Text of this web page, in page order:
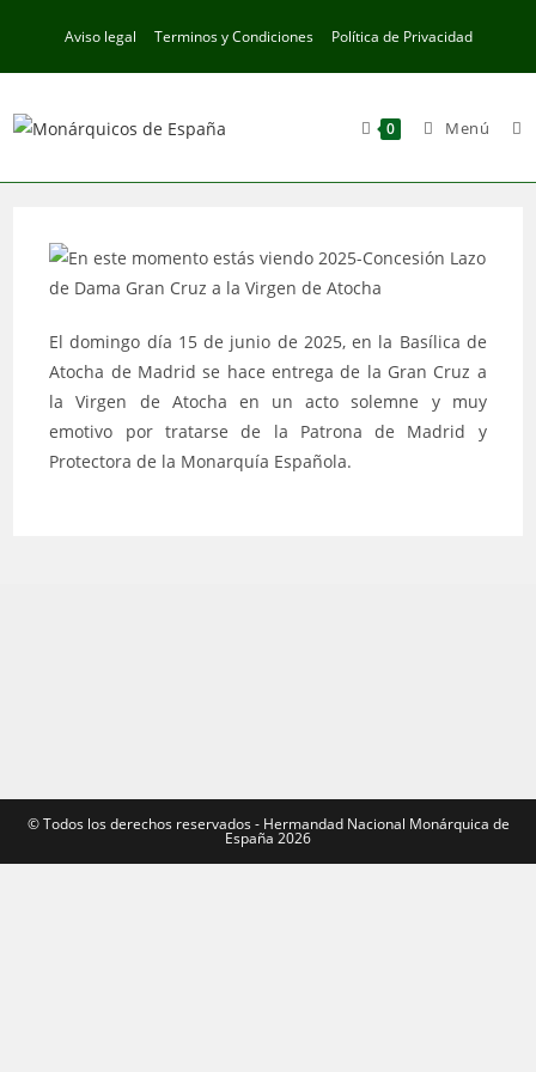
contenido
Aviso legal Terminos y Condiciones Política de Privacidad
0 Menú
El domingo día 15 de junio de 2025, en la Basílica de
Atocha de Madrid se hace entrega de la Gran Cruz a
la Virgen de Atocha en un acto solemne y muy
emotivo por tratarse de la Patrona de Madrid y
Protectora de la Monarquía Española.
©️ Todos los derechos reservados - Hermandad Nacional Monárquica de
España 2026